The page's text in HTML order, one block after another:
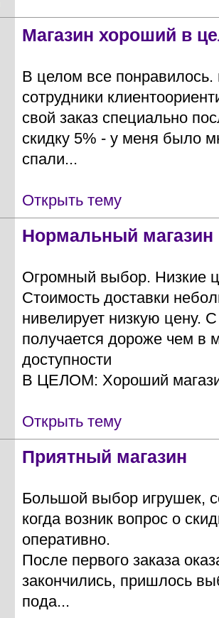
Магазин хороший в
В целом все понравилось.
сотрудники
свой заказ специально
скидку 5% - у меня было
спали...
Открыть тему
Нормальный магазин
Огромный выбор. Низкие
Стоимость доставки
нивелирует низкую цену.
получается дороже чем в
доступности
В ЦЕЛОМ: Хороший
Открыть тему
Приятный магазин
Большой выбор игрушек,
когда возник вопрос о
оперативно.
После первого заказа
закончились, пришлось
пода...